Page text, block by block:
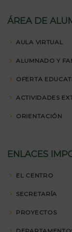
ÁREA DE
AULA VIRTUAL
ALUMNADO Y
OFERTA
ACTIVIDADES
ORIENTACIÓN
ENLACES
EL CENTRO
SECRETARÍA
PROYECTOS